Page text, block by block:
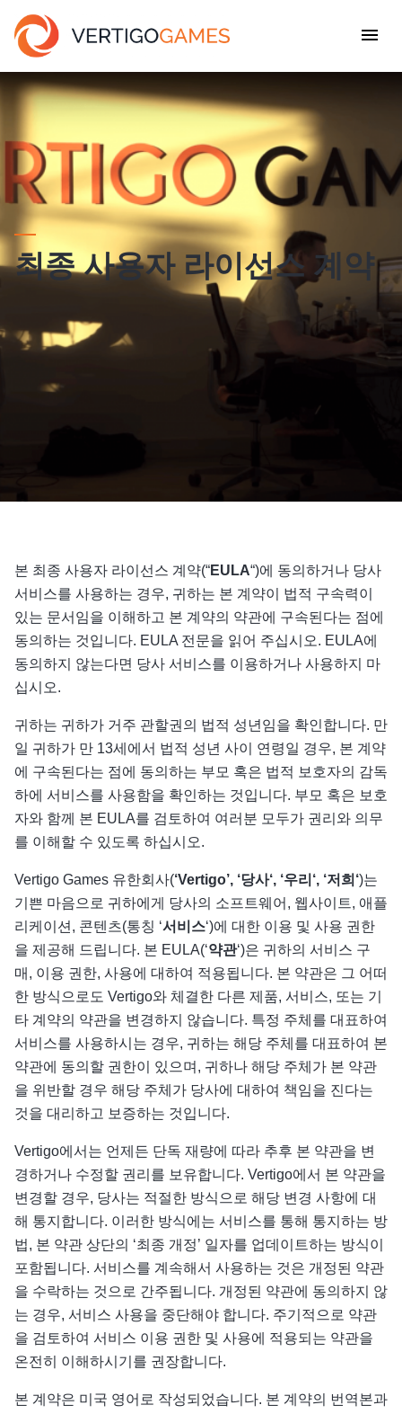
최종 사용자 라이선스 계약
본 최종 사용자 라이선스 계약(“EULA“)에 동의하거나 당사
서비스를 사용하는 경우, 귀하는 본 계약이 법적 구속력이
있는 문서임을 이해하고 본 계약의 약관에 구속된다는 점에
동의하는 것입니다. EULA 전문을 읽어 주십시오. EULA에
동의하지 않는다면 당사 서비스를 이용하거나 사용하지 마
십시오.
귀하는 귀하가 거주 관할권의 법적 성년임을 확인합니다. 만
일 귀하가 만 13세에서 법적 성년 사이 연령일 경우, 본 계약
에 구속된다는 점에 동의하는 부모 혹은 법적 보호자의 감독
하에 서비스를 사용함을 확인하는 것입니다. 부모 혹은 보호
자와 함께 본 EULA를 검토하여 여러분 모두가 권리와 의무
를 이해할 수 있도록 하십시오.
Vertigo Games 유한회사(‘Vertigo’, ‘당사‘, ‘우리 ‘, ‘저희 ‘)는
기쁜 마음으로 귀하에게 당사의 소프트웨어, 웹사이트, 애플
리케이션, 콘텐츠(통칭 ‘서비스‘)에 대한 이용 및 사용 권한
을 제공해 드립니다. 본 EULA(‘약관‘)은 귀하의 서비스 구
매, 이용 권한, 사용에 대하여 적용됩니다. 본 약관은 그 어떠
한 방식으로도 Vertigo와 체결한 다른 제품, 서비스, 또는 기
타 계약의 약관을 변경하지 않습니다. 특정 주체를 대표하여
서비스를 사용하시는 경우, 귀하는 해당 주체를 대표하여 본
약관에 동의할 권한이 있으며, 귀하나 해당 주체가 본 약관
을 위반할 경우 해당 주체가 당사에 대하여 책임을 진다는
것을 대리하고 보증하는 것입니다.
Vertigo에서는 언제든 단독 재량에 따라 추후 본 약관을 변
경하거나 수정할 권리를 보유합니다. Vertigo에서 본 약관을
변경할 경우, 당사는 적절한 방식으로 해당 변경 사항에 대
해 통지합니다. 이러한 방식에는 서비스를 통해 통지하는 방
법, 본 약관 상단의 ‘최종 개정’ 일자를 업데이트하는 방식이
포함됩니다. 서비스를 계속해서 사용하는 것은 개정된 약관
을 수락하는 것으로 간주됩니다. 개정된 약관에 동의하지 않
는 경우, 서비스 사용을 중단해야 합니다. 주기적으로 약관
을 검토하여 서비스 이용 권한 및 사용에 적용되는 약관을
온전히 이해하시기를 권장합니다.
본 계약은 미국 영어로 작성되었습니다. 본 계약의 번역본과